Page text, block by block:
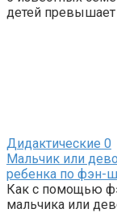
детей
Дидактические 0
Мальчик или
ребенка по фэн-
Как с помощью
мальчика или